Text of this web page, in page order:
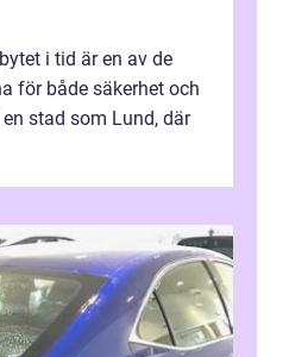
i tid är en av de
för både säkerhet och
stad som Lund, där